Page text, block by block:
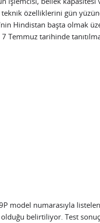
özelliklerini gün
Hindistan başta olmak
Temmuz tarihinde
model numarasıyla
belirtiliyor. Test